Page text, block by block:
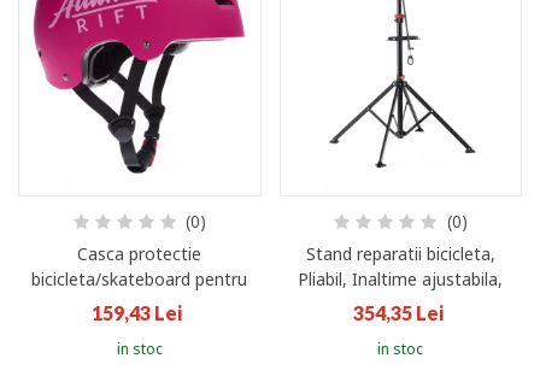
(0)
Casca protectie
bicicleta/skateboard pentru
copii, marime S, Atlantic Rift,
Mov
159,43 Lei
in stoc
(0)
Stand reparatii bicicleta,
Pliabil, Inaltime ajustabila,
Pana la 30 kg
354,35 Lei
in stoc